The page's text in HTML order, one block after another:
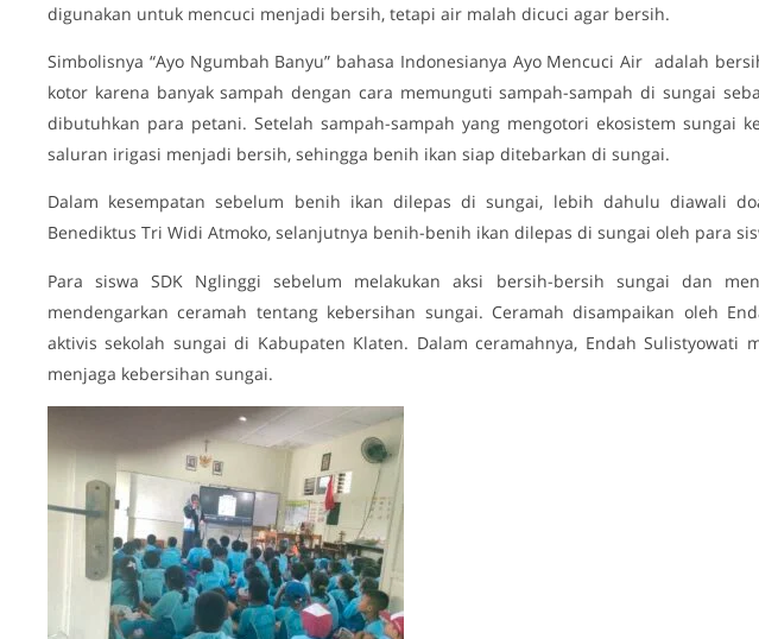
digunakan untuk mencuci menjadi bersih, tetapi air malah dicuci agar bersih.
Simbolisnya “Ayo Ngumbah Banyu” bahasa Indonesianya Ayo Mencuci Air adalah
kotor karena banyak sampah dengan cara memunguti sampah-sampah di sungai
dibutuhkan para petani. Setelah sampah-sampah yang mengotori ekosistem sungai
saluran irigasi menjadi bersih, sehingga benih ikan siap ditebarkan di sungai.
Dalam kesempatan sebelum benih ikan dilepas di sungai, lebih dahulu diawali
Benediktus Tri Widi Atmoko, selanjutnya benih-benih ikan dilepas di sungai oleh para
Para siswa SDK Nglinggi sebelum melakukan aksi bersih-bersih sungai dan
mendengarkan ceramah tentang kebersihan sungai. Ceramah disampaikan oleh
aktivis sekolah sungai di Kabupaten Klaten. Dalam ceramahnya, Endah Sulistyowati
menjaga kebersihan sungai.